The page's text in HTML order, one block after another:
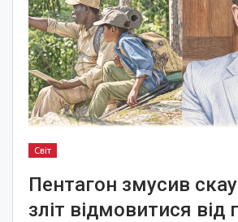
Світ
Пентагон змусив
зліт відмовитися від